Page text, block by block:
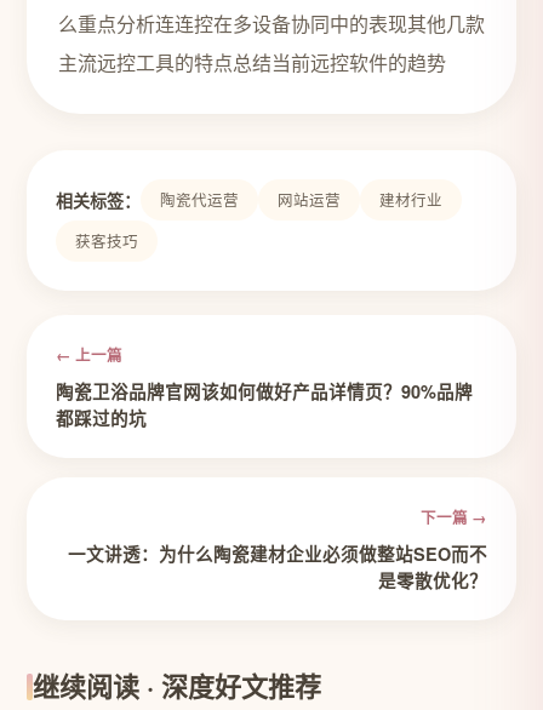
么重点分析连连控在多设备协同中的表现其他几款
主流远控工具的特点总结当前远控软件的趋势
相关标签： 陶瓷代运营 网站运营
建材行业
获客技巧
← 上一篇
陶瓷卫浴品牌官网该如何做好产品详情页？90%品牌
都踩过的坑
下一篇 →
一文讲透：为什么陶瓷建材企业必须做整站SEO而不
是零散优化？
继续阅读 · 深度好文推荐